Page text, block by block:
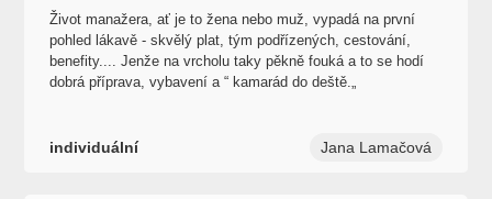
dobrá příprava, vybavení a “ kamarád do deště.„
individuální Jana Lamačová